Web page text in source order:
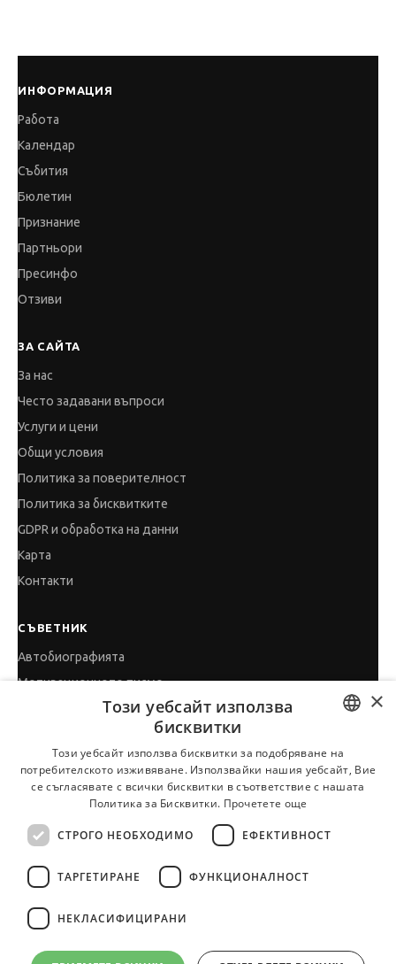
ИНФОРМАЦИЯ
Работа
Календар
Събития
Бюлетин
Признание
Партньори
Пресинфо
Отзиви
ЗА САЙТА
За нас
Често задавани въпроси
Услуги и цени
Общи условия
Политика за поверителност
Политика за бисквитките
GDPR и обработка на данни
Карта
Контакти
СЪВЕТНИК
Автобиографията
Мотивационното писмо
Интервю за работа
Когато получим оферта
Препоръки
Vihra AI
За новодошли
Всички услуги на JobTiger
BULGARIAN
ENGLISH
×
Този уебсайт използва
бисквитки
Този уебсайт използва бисквитки за подобряване на
потребителското изживяване. Използвайки нашия уебсайт, Вие
се съгласявате с всички бисквитки в съответствие с нашата
Политика за Бисквитки. Прочетете още
СТРОГО НЕОБХОДИМО ЕФЕКТИВНОСТ
ТАРГЕТИРАНЕ ФУНКЦИОНАЛНОСТ
НЕКЛАСИФИЦИРАНИ